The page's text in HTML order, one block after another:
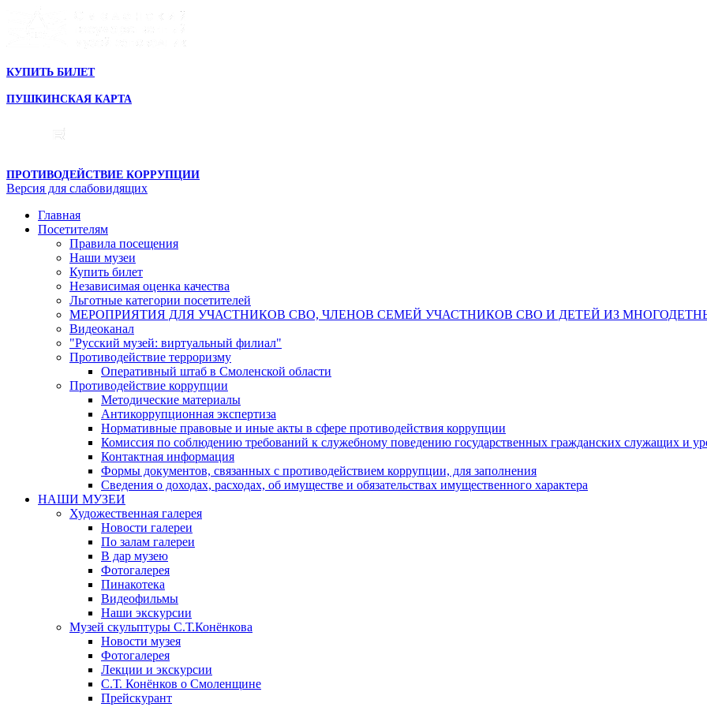
КУПИТЬ БИЛЕТ
ПУШКИНСКАЯ КАРТА
ПРОТИВОДЕЙСТВИЕ КОРРУПЦИИ
Версия для слабовидящих
Главная
Посетителям
Правила посещения
Наши музеи
Купить билет
Независимая оценка качества
Льготные категории посетителей
МЕРОПРИЯТИЯ ДЛЯ УЧАСТНИКОВ СВО, ЧЛЕНОВ СЕМЕЙ УЧАСТНИКОВ СВО И ДЕТЕЙ ИЗ
Видеоканал
"Русский музей: виртуальный филиал"
Противодействие терроризму
Оперативный штаб в Смоленской области
Противодействие коррупции
Методические материалы
Антикоррупционная экспертиза
Нормативные правовые и иные акты в сфере противодействия коррупции
Комиссия по соблюдению требований к служебному поведению государственных гражданских служащих и
Контактная информация
Формы документов, связанных с противодействием коррупции, для заполнения
Сведения о доходах, расходах, об имуществе и обязательствах имущественного характера
НАШИ МУЗЕИ
Художественная галерея
Новости галереи
По залам галереи
В дар музею
Фотогалерея
Пинакотека
Видеофильмы
Наши экскурсии
Музей скульптуры С.Т.Конёнкова
Новости музея
Фотогалерея
Лекции и экскурсии
С.Т. Конёнков о Смоленщине
Прейскурант